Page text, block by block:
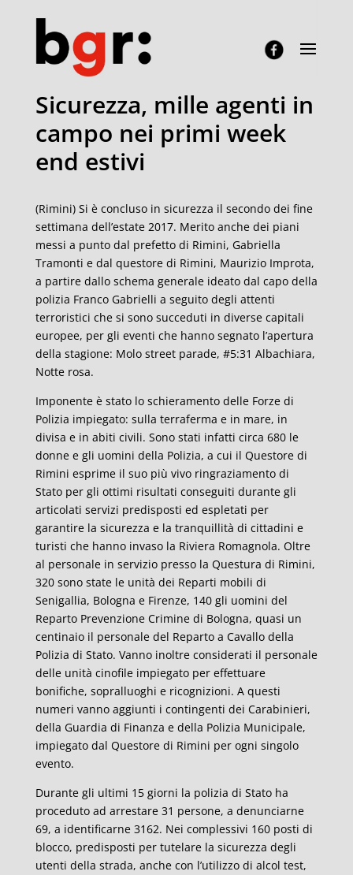
Sicurezza, mille agenti in
campo nei primi week
end estivi
(Rimini) Si è concluso in sicurezza il secondo dei fine
settimana dell’estate 2017. Merito anche dei piani
messi a punto dal prefetto di Rimini, Gabriella
Tramonti e dal questore di Rimini, Maurizio Improta,
a partire dallo schema generale ideato dal capo della
polizia Franco Gabrielli a seguito degli attenti
terroristici che si sono succeduti in diverse capitali
europee, per gli eventi che hanno segnato l’apertura
della stagione: Molo street parade, #5:31 Albachiara,
Notte rosa.
Imponente è stato lo schieramento delle Forze di
Polizia impiegato: sulla terraferma e in mare, in
divisa e in abiti civili. Sono stati infatti circa 680 le
donne e gli uomini della Polizia, a cui il Questore di
Rimini esprime il suo più vivo ringraziamento di
Stato per gli ottimi risultati conseguiti durante gli
articolati servizi predisposti ed espletati per
garantire la sicurezza e la tranquillità di cittadini e
turisti che hanno invaso la Riviera Romagnola. Oltre
al personale in servizio presso la Questura di Rimini,
320 sono state le unità dei Reparti mobili di
Senigallia, Bologna e Firenze, 140 gli uomini del
Reparto Prevenzione Crimine di Bologna, quasi un
centinaio il personale del Reparto a Cavallo della
Polizia di Stato. Vanno inoltre considerati il personale
delle unità cinofile impiegato per effettuare
bonifiche, sopralluoghi e ricognizioni. A questi
numeri vanno aggiunti i contingenti dei Carabinieri,
della Guardia di Finanza e della Polizia Municipale,
impiegato dal Questore di Rimini per ogni singolo
evento.
Durante gli ultimi 15 giorni la polizia di Stato ha
proceduto ad arrestare 31 persone, a denunciarne
69, a identificarne 3162. Nei complessivi 160 posti di
blocco, predisposti per tutelare la sicurezza degli
utenti della strada, anche con l’utilizzo di alcol test,